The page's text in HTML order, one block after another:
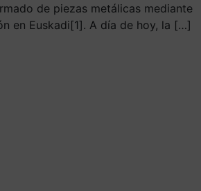
de piezas metálicas mediante
en Euskadi[1]. A día de hoy, la […]